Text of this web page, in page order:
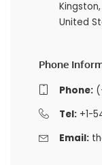
Kingston,
United
Phone
Phone:
Tel:+1-
Email: